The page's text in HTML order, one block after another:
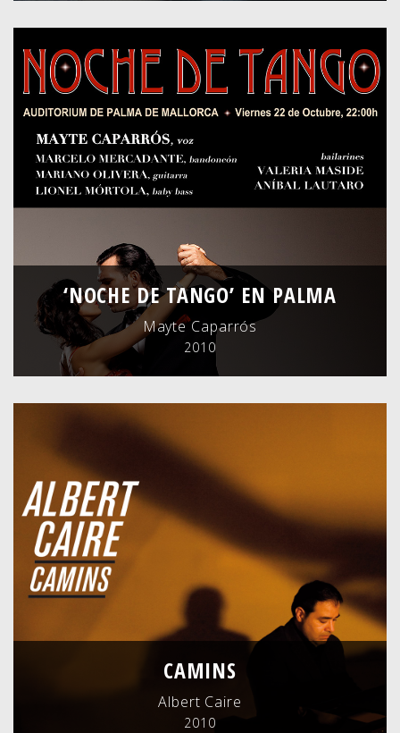
‘NOCHE DE TANGO’ EN PALMA
Mayte Caparrós
2010
CAMINS
Albert Caire
2010